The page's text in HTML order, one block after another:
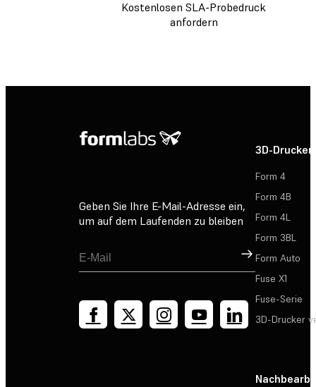
Kostenlosen SLA-Probedruck
anfordern
Geben Sie Ihre E-Mail-Adresse ein,
um auf dem Laufenden zu bleiben
Registrieren
3D-Drucker
Form 4
Form 4B
Form 4L
Form 3BL
Form Auto
Fuse X1
Fuse-Serie
3D-Drucker